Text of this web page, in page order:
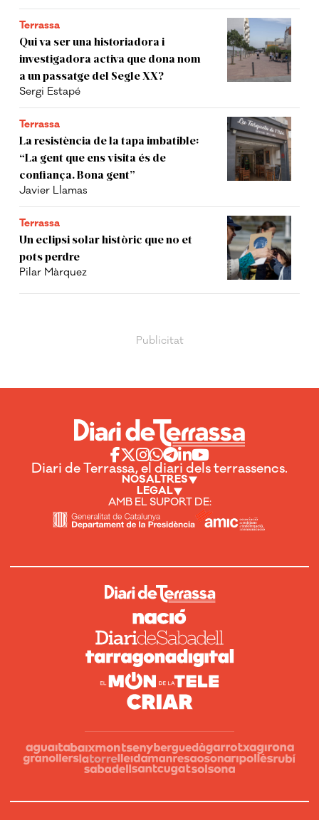
Terrassa
Qui va ser una historiadora i
investigadora activa que dona nom
a un passatge del Segle XX?
Sergi Estapé
Terrassa
La resistència de la tapa imbatible:
“La gent que ens visita és de
confiança. Bona gent”
Javier Llamas
Terrassa
Un eclipsi solar històric que no et
pots perdre
Pilar Màrquez
Diari de Terrassa, el diari dels terrassencs.
NOSALTRES
LEGAL
AMB EL SUPORT DE: